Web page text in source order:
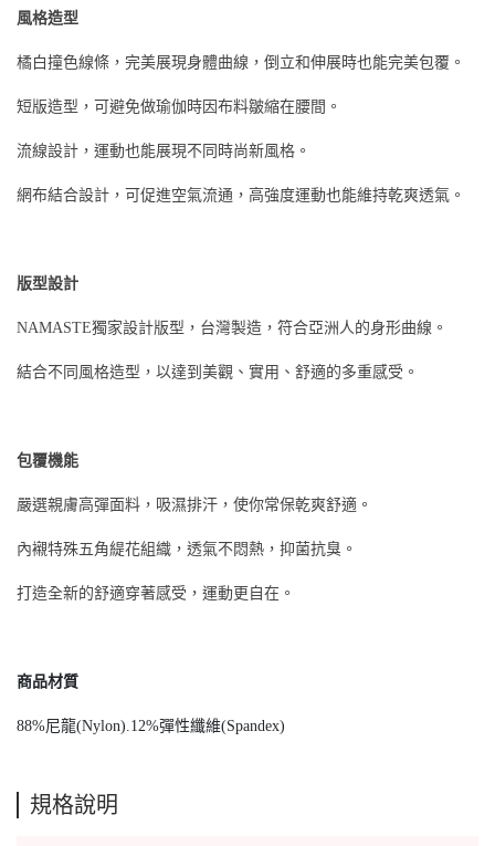
風格造型
橘白撞色線條，完美展現身體曲線， 倒立和伸展時也能完美包覆。
短版造型，可避免做瑜伽時因布料皺縮在腰間。
流線設計，運動也能展現不同時尚新風格。
網布結合設計，可促進空氣流通，高強度運動也能維持乾爽透氣。
版型設計
NAMASTE獨家設計版型，台灣製造，符合亞洲人的身形曲線。
結合不同風格造型，以達到美觀、實用、舒適的多重感受。
包覆機能
嚴選親膚高彈面料，吸濕排汗，使你常保乾爽舒適。
內襯特殊五角緹花組織，透氣不悶熱，抑菌抗臭。
打造全新的舒適穿著感受，運動更自在。
商品材質
88%尼龍(Nylon).12%彈性纖維(Spandex)
規格說明